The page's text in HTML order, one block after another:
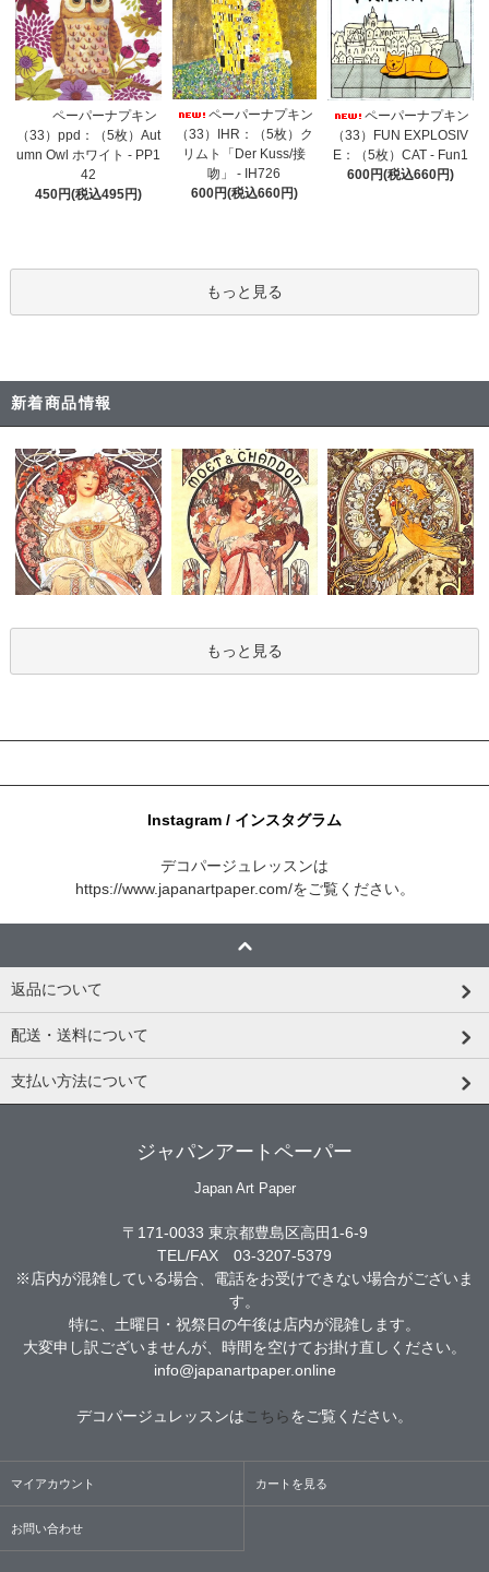
ペーパーナプキン
（33）ppd：（5枚）Aut
umn Owl ホワイト - PP1
42
450円(税込495円)
ペーパーナプキン
（33）IHR：（5枚）ク
リムト「Der Kuss/接
吻」 - IH726
600円(税込660円)
ペーパーナプキン
（33）FUN EXPLOSIV
E：（5枚）CAT - Fun1
600円(税込660円)
もっと見る
新着商品情報
もっと見る
Instagram / インスタグラム
デコパージュレッスンは
https://www.japanartpaper.com/をご覧ください。
返品について
配送・送料について
支払い方法について
ジャパンアートペーパー
Japan Art Paper
〒171-0033 東京都豊島区高田1-6-9
TEL/FAX 03-3207-5379
※店内が混雑している場合、電話をお受けできない場合がございま
す。
特に、土曜日・祝祭日の午後は店内が混雑します。
大変申し訳ございませんが、時間を空けてお掛け直しください。
info@japanartpaper.online
デコパージュレッスンは こちらをご覧ください。
マイアカウント カートを見る
お問い合わせ